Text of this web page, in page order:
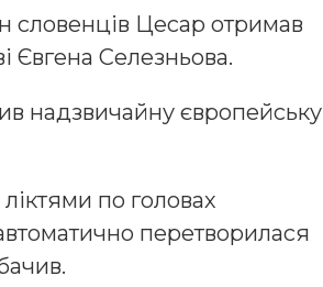
словенців Цесар отримав
Євгена Селезньова.
надзвичайну європейську
по головах
перетворилася